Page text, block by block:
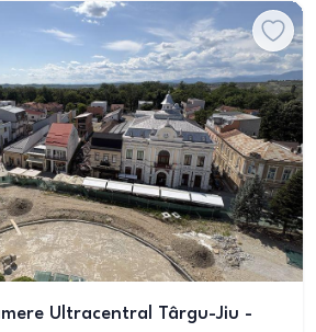
Ultracentral Târgu-Jiu -